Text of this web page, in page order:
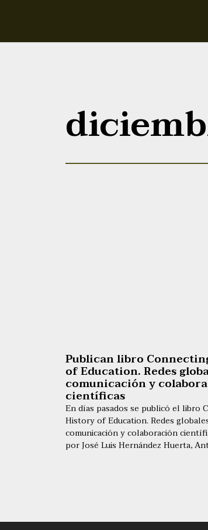
Publican libro
of Education. Redes
comunicación y
científicas
En días pasados se publicó el libro
History of Education. Redes
comunicación y colaboración
por José Luis Hernández Huerta,